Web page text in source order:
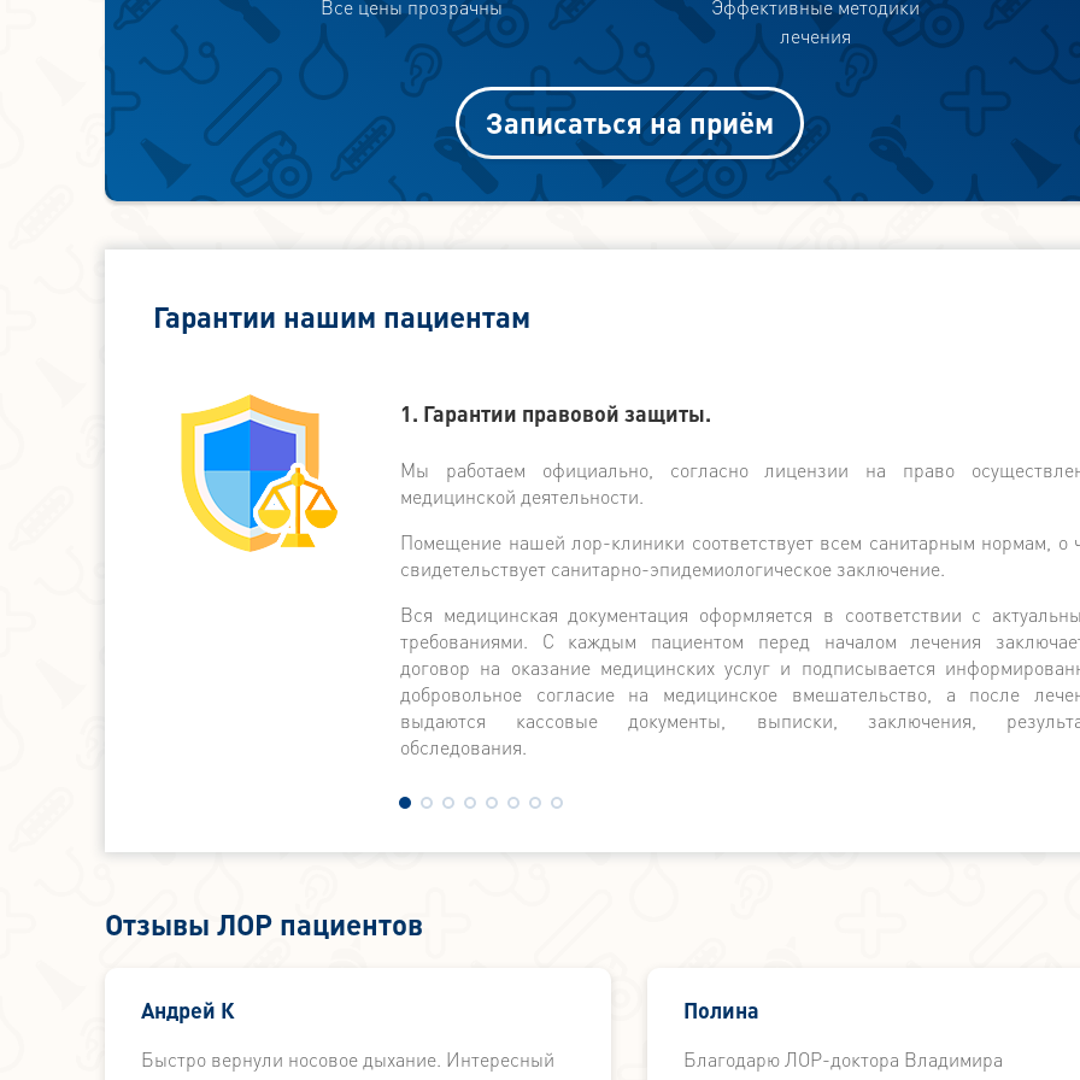
Все цены прозрачны
Эффективные методики
лечения
Записаться на приём
Гарантии нашим пациентам
1. Гарантии правовой защиты.
Мы работаем официально, согласно лицензии на право
медицинской деятельности.
Помещение нашей лор-клиники соответствует всем санитарным нормам, о
свидетельствует санитарно-эпидемиологическое заключение.
Вся медицинская документация оформляется в соответствии с
требованиями. С каждым пациентом перед началом лечения
договор на оказание медицинских услуг и подписывается
добровольное согласие на медицинское вмешательство, а после
выдаются кассовые документы, выписки, заключения,
обследования.
Отзывы ЛОР пациентов
Андрей К
Быстро вернули носовое дыхание. Интересный
Полина
Благодарю ЛОР-доктора Владимира